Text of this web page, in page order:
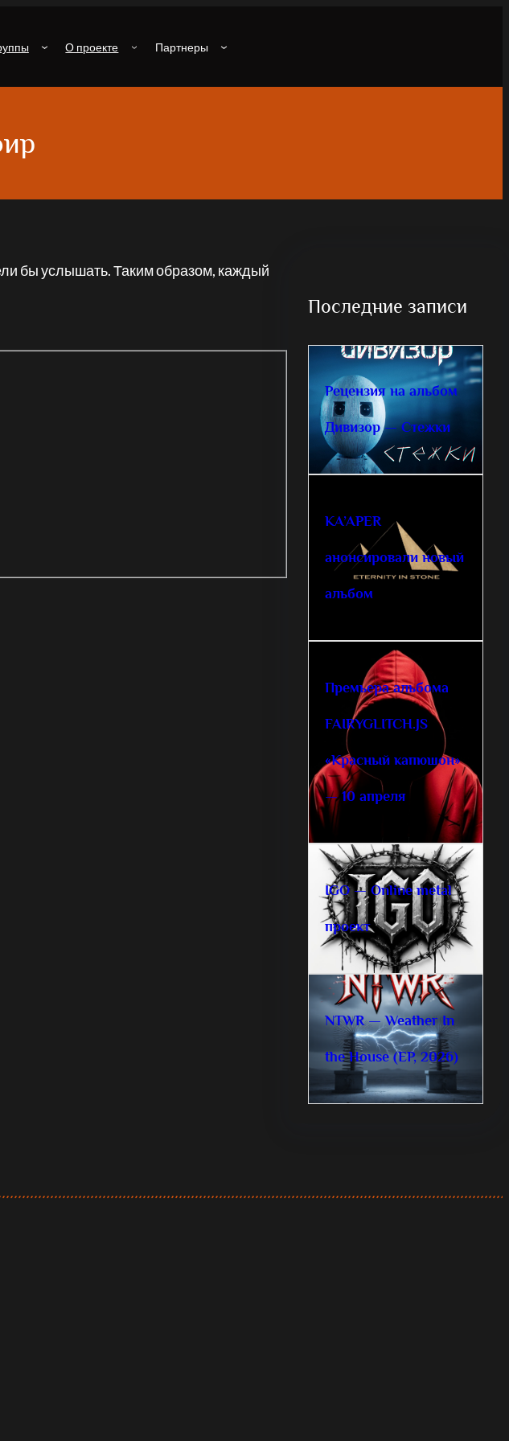
О проекте Партнеры
бы услышать. Таким образом, каждый
Последние записи
Рецензия на альбом
Дивизор — Стежки
KA’APER
анонсировали новый
альбом
Премьера альбома
FAIRYGLITCH.JS
«Красный капюшон»
— 10 апреля
IGO — Online metal
проект
NTWR — Weather In
the House (EP, 2026)